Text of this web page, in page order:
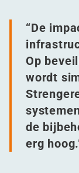
“De
Op
wordt
de
erg